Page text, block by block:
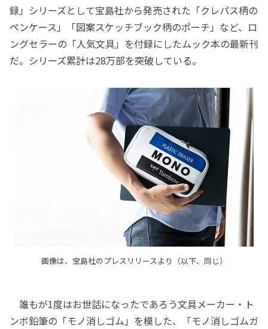
録」シリーズとして宝島社から発売された「クレパス柄の
ペンケース」「図案スケッチブック柄のポーチ」など、ロ
ングセラーの「人気文具」を付録にしたムック本の最新刊
だ。シリーズ累計は28万部を突破している。
画像は、宝島社のプレスリリースより（以下、同じ）
誰もが1度はお世話になったであろう文具メーカー・ト
ンボ鉛筆の「モノ消しゴム」を模した、「モノ消しゴムガ